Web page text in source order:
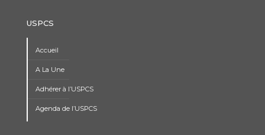
USPCS
Accueil
A La Une
Adhérer à l’USPCS
Agenda de l’USPCS